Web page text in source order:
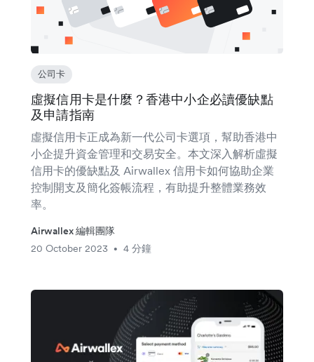
公司卡
虛擬信用卡是什麼？香港中小企必讀優缺點
及申請指南
虛擬信用卡正成為新一代公司卡選項，幫助香港中
小企提升資金管理和交易安全。本文深入解析虛擬
信用卡的優缺點及 Airwallex 信用卡如何協助企業
控制開支及簡化簽帳流程，有助提升整體業務效
率。
Airwallex 編輯團隊
20 October 2023
• 4 分鐘